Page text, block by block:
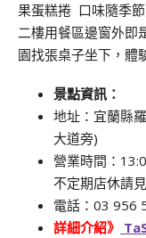
果蛋糕捲 口味隨季節
二樓用餐區邊窗外即
園找張桌子坐下，體
景點資訊：
地址：宜蘭縣
大道旁)
營業時間：
不定期店休請
電話： 03 956
詳細介紹》